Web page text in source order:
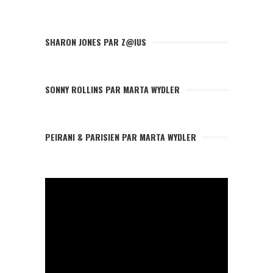
SHARON JONES PAR Z@IUS
SONNY ROLLINS PAR MARTA WYDLER
PEIRANI & PARISIEN PAR MARTA WYDLER